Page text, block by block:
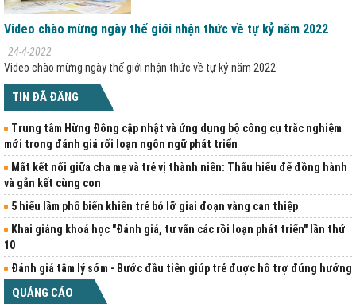
Video chào mừng ngày thế giới nhận thức về tự kỷ năm 2022
24-4-2022
Video chào mừng ngày thế giới nhận thức về tự kỷ năm 2022
TIN ĐÃ ĐĂNG
Trung tâm Hừng Đông cập nhật và ứng dụng bộ công cụ trắc nghiệm
mới trong đánh giá rối loạn ngôn ngữ phát triển
Mất kết nối giữa cha mẹ và trẻ vị thành niên: Thấu hiểu để đồng hành
và gắn kết cùng con
5 hiểu lầm phổ biến khiến trẻ bỏ lỡ giai đoạn vàng can thiệp
Khai giảng khoá học "Đánh giá, tư vấn các rồi loạn phát triển" lần thứ
10
Đánh giá tâm lý sớm - Bước đầu tiên giúp trẻ được hỗ trợ đúng hướng
QUẢNG CÁO